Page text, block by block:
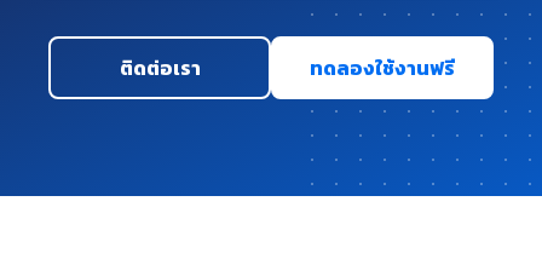
ติดต่อเรา ทดลองใช้งานฟรี